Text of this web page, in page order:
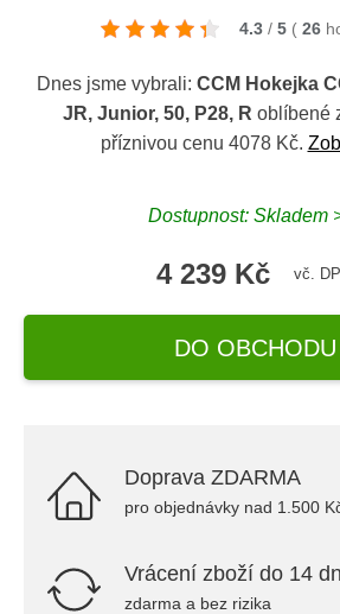
4.3 / 5 ( 26
Dnes jsme vybrali: CCM Hokejka
JR, Junior, 50, P28, R oblíbené
příznivou cenu 4078 Kč.
Dostupnost: Skladem
4 239 Kč vč.
DO
Doprava ZDARMA
pro objednávky nad 1.500
Vrácení zboží do 14
zdarma a bez rizika